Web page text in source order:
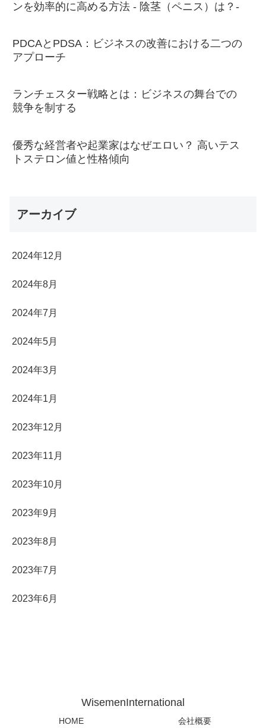
ンを効率的に高める方法 - 陰茎（ペニス）は？-
PDCAとPDSA：ビジネスの改善における二つの
アプローチ
ランチェスター戦略とは：ビジネスの舞台での
競争を制する
優秀な経営者や起業家はなぜエロい？ 高いテス
トステロン値と性格傾向
アーカイブ
2024年12月
2024年8月
2024年7月
2024年5月
2024年3月
2024年1月
2023年12月
2023年11月
2023年10月
2023年9月
2023年8月
2023年7月
2023年6月
WisemenInternational
HOME 会社概要